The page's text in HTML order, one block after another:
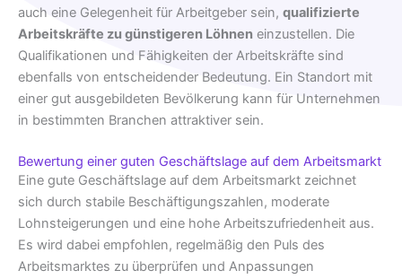
auch eine Gelegenheit für Arbeitgeber sein, qualifizierte
Arbeitskräfte zu günstigeren Löhnen einzustellen. Die
Qualifikationen und Fähigkeiten der Arbeitskräfte sind
ebenfalls von entscheidender Bedeutung. Ein Standort mit
einer gut ausgebildeten Bevölkerung kann für Unternehmen
in bestimmten Branchen attraktiver sein.
Bewertung einer guten Geschäftslage auf dem Arbeitsmarkt
Eine gute Geschäftslage auf dem Arbeitsmarkt zeichnet
sich durch stabile Beschäftigungszahlen, moderate
Lohnsteigerungen und eine hohe Arbeitszufriedenheit aus.
Es wird dabei empfohlen, regelmäßig den Puls des
Arbeitsmarktes zu überprüfen und Anpassungen